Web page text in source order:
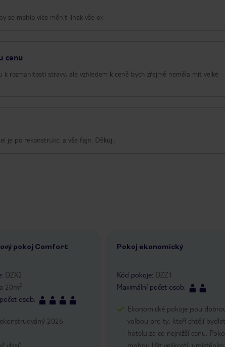
se mohlo více měnit jinak vše ok
cenu
k rozmanitosti stravy, ale vzhledem k ceně bych zřejmě neměla mít velké
opravdu super .hotel je po rekonstrukci a vše fajn. Děkuji.
pokoj Comfort
: DZX2
20m2
osob:
2026
vlasů
Pokoj ekonomický
1 / 2
Kód pokoje: DZZ1
Maximální počet osob:
Ekonomické pokoje jsou
volbou pro ty, kteří chtějí
hotelu za co nejnižší cenu.
mohou lišit velikostí, umístěním